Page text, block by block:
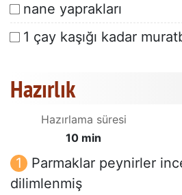
nane yaprakları
1 çay kaşığı kadar
Hazırlık
Hazırlama süresi
10 min
Parmaklar peynirler
dilimlenmiş